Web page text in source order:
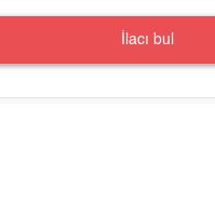
İlacı bul